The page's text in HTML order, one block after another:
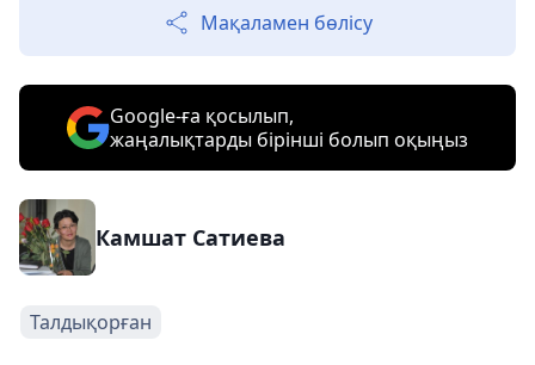
Мақаламен бөлісу
Google-ға қосылып,
жаңалықтарды бірінші болып оқыңыз
Камшат Сатиева
Талдықорған